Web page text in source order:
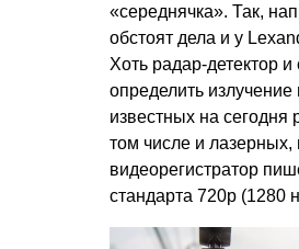
«середнячка». Так,
обстоят дела и у
Хоть радар-детектор и
определить излучение
известных на сегодня
том числе и лазерных,
видеорегистратор
стандарта 720р (1280